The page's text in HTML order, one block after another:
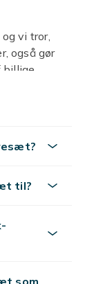
vi tror,
også gør
billige
et
ikke
her,
til?
som